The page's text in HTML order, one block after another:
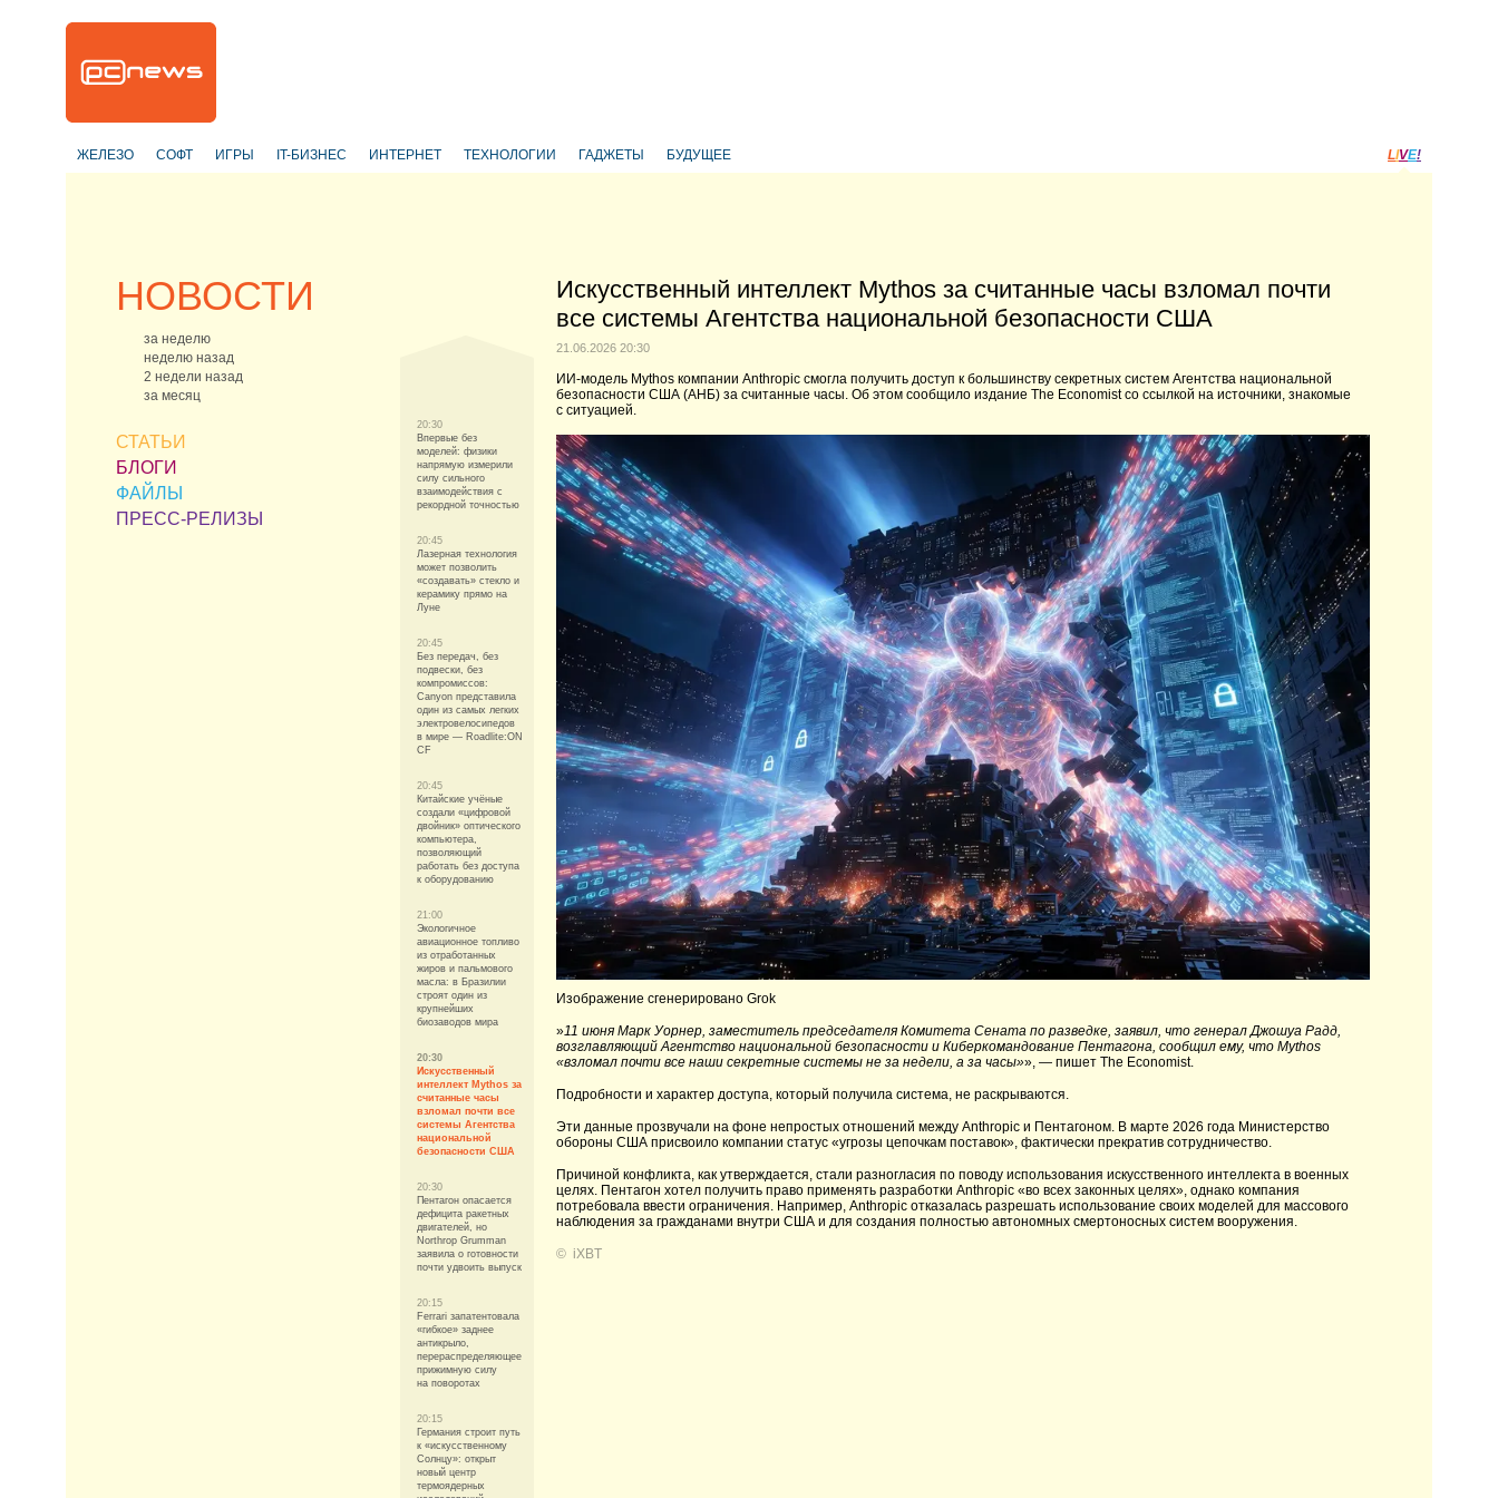
ЖЕЛЕЗО СОФТ ИГРЫ IT-БИЗНЕС ИНТЕРНЕТ ТЕХНОЛОГИИ ГАДЖЕТЫ БУДУЩЕЕ LIVE!
НОВОСТИ
за неделю
неделю назад
2 недели назад
за месяц
СТАТЬИ
БЛОГИ
ФАЙЛЫ
ПРЕСС-РЕЛИЗЫ
20:30
Впервые без
моделей: физики
напрямую измерили
силу сильного
взаимодействия с
рекордной точностью
20:45
Лазерная технология
может позволить
«создавать» стекло и
керамику прямо на
Луне
20:45
Без передач, без
подвески, без
компромиссов:
Canyon представила
один из самых легких
электровелосипедов
в мире — Roadlite:ON
CF
20:45
Китайские учёные
создали «цифровой
двойник» оптического
компьютера,
позволяющий
работать без доступа
к оборудованию
21:00
Экологичное
авиационное топливо
из отработанных
жиров и пальмового
масла: в Бразилии
строят один из
крупнейших
биозаводов мира
20:30
Искусственный
интеллект Mythos за
считанные часы
взломал почти все
системы Агентства
национальной
безопасности США
20:30
Пентагон опасается
дефицита ракетных
двигателей, но
Northrop Grumman
заявила о готовности
почти удвоить выпуск
20:15
Ferrari запатентовала
«гибкое» заднее
антикрыло,
перераспределяющее
прижимную силу
на поворотах
20:15
Германия строит путь
к «искусственному
Солнцу»: открыт
новый центр
термоядерных
Искусственный интеллект Mythos за считанные часы взломал почти
все системы Агентства национальной безопасности США
21.06.2026 20:30
ИИ-модель Mythos компании Anthropic смогла получить доступ к большинству секретных систем Агентства национальной
безопасности США (АНБ) за считанные часы. Об этом сообщило издание The Economist со ссылкой на источники, знакомые
с ситуацией.
Изображение сгенерировано Grok
»11 июня Марк Уорнер, заместитель председателя Комитета Сената по разведке, заявил, что генерал Джошуа Радд,
возглавляющий Агентство национальной безопасности и Киберкомандование Пентагона, сообщил ему, что Mythos
«взломал почти все наши секретные системы не за недели, а за часы»», — пишет The Economist.
Подробности и характер доступа, который получила система, не раскрываются.
Эти данные прозвучали на фоне непростых отношений между Anthropic и Пентагоном. В марте 2026 года Министерство
обороны США присвоило компании статус «угрозы цепочкам поставок», фактически прекратив сотрудничество.
Причиной конфликта, как утверждается, стали разногласия по поводу использования искусственного интеллекта в военных
целях. Пентагон хотел получить право применять разработки Anthropic «во всех законных целях», однако компания
потребовала ввести ограничения. Например, Anthropic отказалась разрешать использование своих моделей для массового
наблюдения за гражданами внутри США и для создания полностью автономных смертоносных систем вооружения.
© iXBT